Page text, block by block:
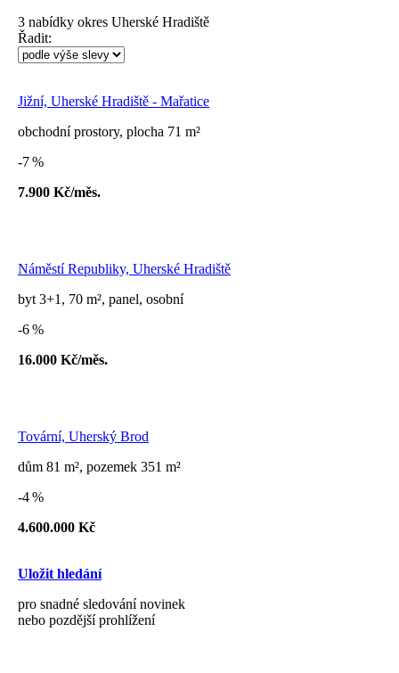
3 nabídky okres Uherské Hradiště
Řadit:
Jižní, Uherské Hradiště - Mařatice
obchodní prostory, plocha 71 m²
-7 %
7.900 Kč/měs.
Náměstí Republiky, Uherské Hradiště
byt 3+1, 70 m², panel, osobní
-6 %
16.000 Kč/měs.
Tovární, Uherský Brod
dům 81 m², pozemek 351 m²
-4 %
4.600.000 Kč
Uložit hledání
pro snadné sledování novinek
nebo pozdější prohlížení